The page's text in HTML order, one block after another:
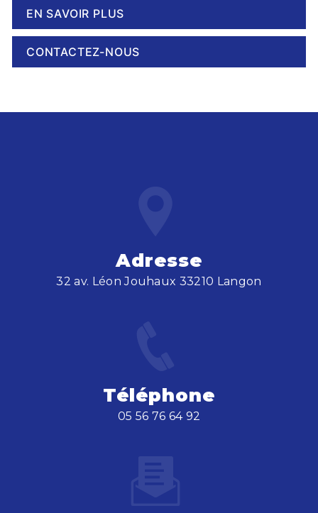
EN SAVOIR PLUS
CONTACTEZ-NOUS
Adresse
32 av. Léon Jouhaux 33210 Langon
Téléphone
05 56 76 64 92